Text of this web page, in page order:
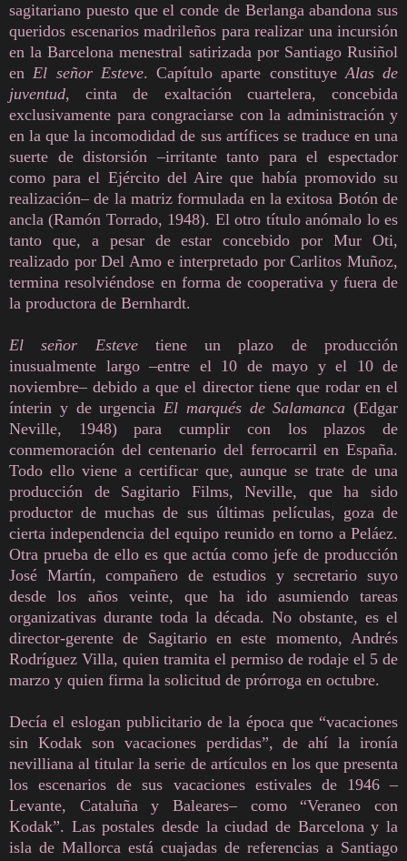
sagitariano puesto que el conde de Berlanga abandona sus
queridos escenarios madrileños para realizar una incursión
en la Barcelona menestral satirizada por Santiago Rusiñol
enEl señor Esteve. Capítulo aparte constituyeAlas de
juventud, cinta de exaltación cuartelera, concebida
exclusivamente para congraciarse con la administración y
en la que la incomodidad de sus artífices se traduce en una
suerte de distorsión –irritante tanto para el espectador
como para el Ejército del Aire que había promovido su
realización– de la matriz formulada en la exitosa Botón de
ancla (Ramón Torrado, 1948). El otro título anómalo lo es
tanto que, a pesar de estar concebido por Mur Oti,
realizado por Del Amo e interpretado por Carlitos Muñoz,
termina resolviéndose en forma de cooperativa y fuera de
la productora de Bernhardt.
El señor Estevetiene un plazo de producción
inusualmente largo –entre el 10 de mayo y el 10 de
noviembre– debido a que el director tiene que rodar en el
ínterin y de urgencia El marqués de Salamanca (Edgar
Neville, 1948) para cumplir con los plazos de
conmemoración del centenario del ferrocarril en España.
Todo ello viene a certificar que, aunque se trate de una
producción de Sagitario Films, Neville, que ha sido
productor de muchas de sus últimas películas, goza de
cierta independencia del equipo reunido en torno a Peláez.
Otra prueba de ello es que actúa como jefe de producción
José Martín, compañero de estudios y secretario suyo
desde los años veinte, que ha ido asumiendo tareas
organizativas durante toda la década. No obstante, es el
director-gerente de Sagitario en este momento, Andrés
Rodríguez Villa, quien tramita el permiso de rodaje el 5 de
marzo y quien firma la solicitud de prórroga en octubre.
Decía el eslogan publicitario de la época que “vacaciones
sin Kodak son vacaciones perdidas”, de ahí la ironía
nevilliana al titular la serie de artículos en los que presenta
los escenarios de sus vacaciones estivales de 1946 –
Levante, Cataluña y Baleares– como “Veraneo con
Kodak”. Las postales desde la ciudad de Barcelona y la
isla de Mallorca está cuajadas de referencias a Santiago